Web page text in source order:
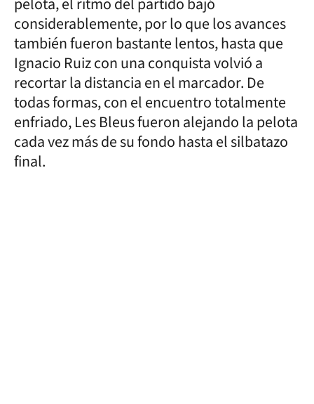
considerablemente, por lo que los avances
también fueron bastante lentos, hasta que
Ignacio Ruiz con una conquista volvió a
recortar la distancia en el marcador. De
todas formas, con el encuentro totalmente
enfriado, Les Bleus fueron alejando la pelota
cada vez más de su fondo hasta el silbatazo
final.